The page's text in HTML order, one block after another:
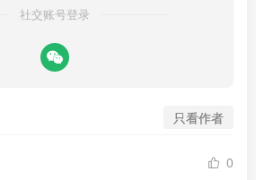
社交账号登录
只看作者
0